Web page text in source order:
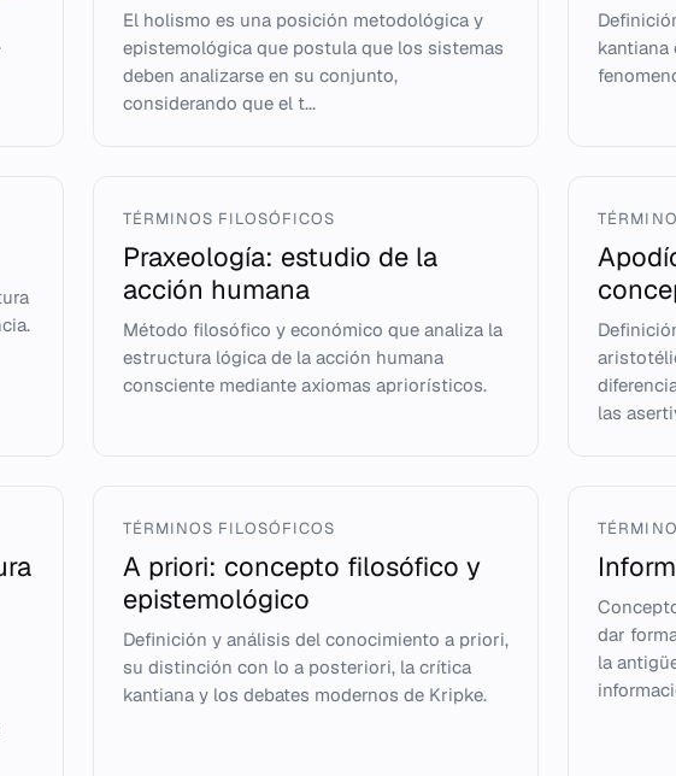
El holismo es una posición metodológica y
epistemológica que postula que los sistemas
deben analizarse en su conjunto,
considerando que el t...
kantiana
TÉRMINOS FILOSÓFICOS
Praxeología: estudio de la
acción humana
Método filosófico y económico que analiza la
estructura lógica de la acción humana
consciente mediante axiomas apriorísticos.
las
TÉRMINOS FILOSÓFICOS
A priori: concepto filosófico y
epistemológico
Definición y análisis del conocimiento a priori,
su distinción con lo a posteriori, la crítica
kantiana y los debates modernos de Kripke.
dar
la